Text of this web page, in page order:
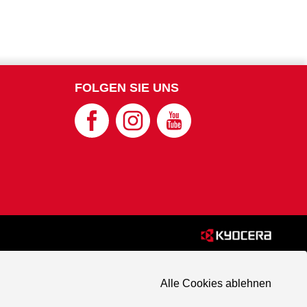
FOLGEN SIE UNS
Alle Cookies ablehnen